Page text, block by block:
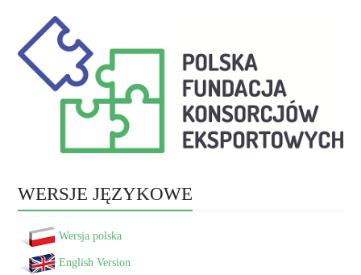
WERSJE JĘZYKOWE
Wersja polska
English Version